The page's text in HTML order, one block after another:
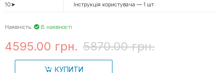
10➤ Інструкція користувача — 1 шт.
Наявність: В наявності
4595.00 грн. 5870.00 грн.
КУПИТИ